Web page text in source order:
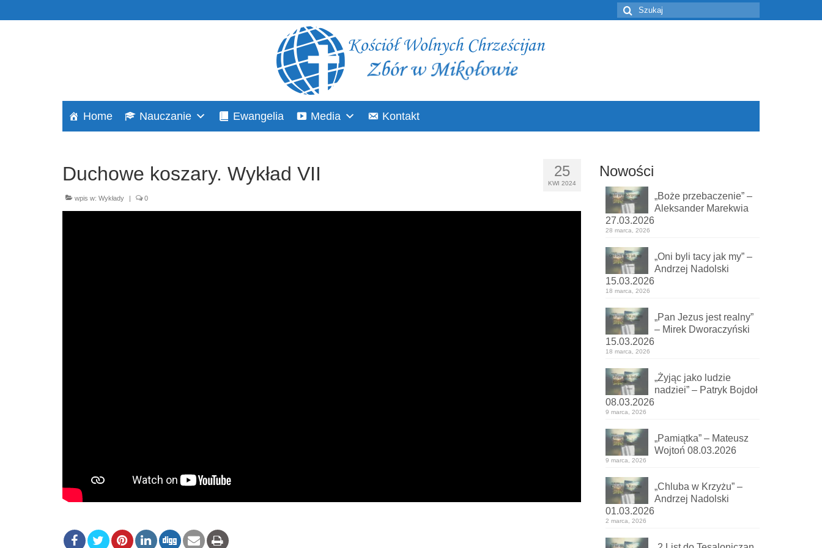
Szuklaj
w:
Home Nauczanie Ewangelia Media Kontakt
25
KWI 2024
Duchowe koszary. Wykład VII
wpis w: Wykłady | 0
Nowości
„Boże przebaczenie” –
Aleksander Marekwia
27.03.2026
28 marca, 2026
„Oni byli tacy jak my” –
Andrzej Nadolski
15.03.2026
18 marca, 2026
„Pan Jezus jest realny”
– Mirek Dworaczyński
15.03.2026
18 marca, 2026
„Żyjąc jako ludzie
nadziei” – Patryk Bojdoł
08.03.2026
9 marca, 2026
„Pamiątka” – Mateusz
Wojtoń 08.03.2026
9 marca, 2026
„Chluba w Krzyżu” –
Andrzej Nadolski
01.03.2026
2 marca, 2026